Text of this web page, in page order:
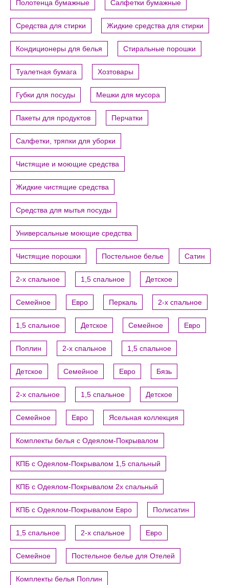
Полотенца бумажные Салфетки бумажные
Средства для стирки Жидкие средства для стирки
Кондиционеры для белья Стиральные порошки
Туалетная бумага Хозтовары
Губки для посуды Мешки для мусора
Пакеты для продуктов Перчатки
Салфетки, тряпки для уборки
Чистящие и моющие средства
Жидкие чистящие средства
Средства для мытья посуды
Универсальные моющие средства
Чистящие порошки Постельное белье Сатин
2-х спальное 1,5 спальное Детское
Семейное Евро Перкаль 2-х спальное
1,5 спальное Детское Семейное Евро
Поплин 2-х спальное 1,5 спальное
Детское Семейное Евро Бязь
2-х спальное 1,5 спальное Детское
Семейное Евро Ясельная коллекция
Комплекты белья с Одеялом-Покрывалом
КПБ с Одеялом-Покрывалом 1,5 спальный
КПБ с Одеялом-Покрывалом 2х спальный
КПБ с Одеялом-Покрывалом Евро Полисатин
1,5 спальное 2-х спальное Евро
Семейное Постельное белье для Отелей
Комплекты белья Поплин